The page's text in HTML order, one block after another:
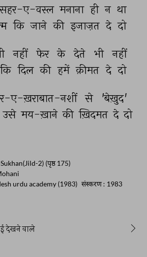
ए-वस्ल मनाना ही न था
कि जाने की इजाज़त दे दो
नहीं फेर के देते भी नहीं
कि दिल की हमें क़ीमत दे दो
ए-ख़राबात-नशीं से
'बेख़ुद'
उसे मय-ख़ाने की ख़िदमत दे दो
2) (पृष्ठ 175)
urdu academy (1983) संस्करण: 1983
देखने वाले